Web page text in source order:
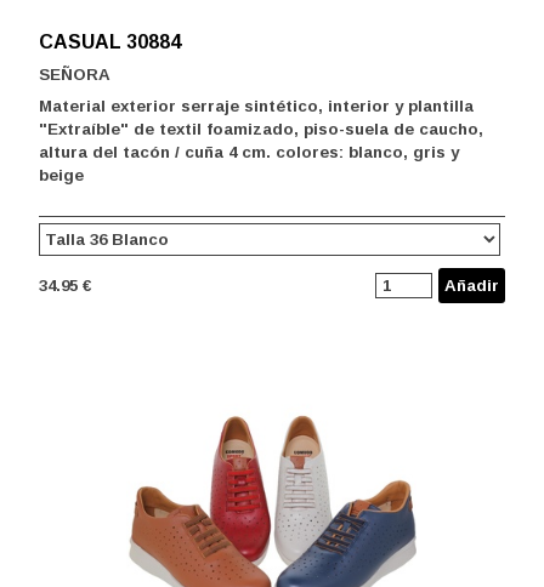
CASUAL 30884
SEÑORA
Material exterior serraje sintético, interior y plantilla
"Extraíble" de textil foamizado, piso-suela de caucho,
altura del tacón / cuña 4 cm. colores: blanco, gris y
beige
34.95 € Añadir